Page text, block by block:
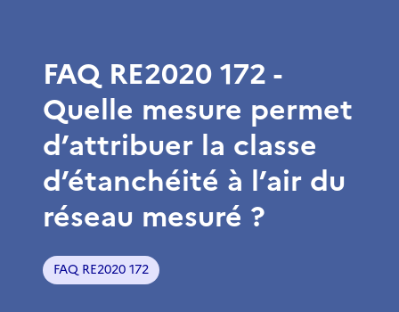
FAQ RE2020 172 -
Quelle mesure permet
d’attribuer la classe
d’étanchéité à l’air du
réseau mesuré ?
FAQ RE2020 172